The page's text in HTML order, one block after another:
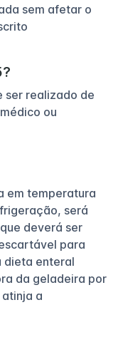
sem afetar o
ser realizado de
ou
em temperatura
será
deverá ser
para
dieta enteral
da geladeira por
a